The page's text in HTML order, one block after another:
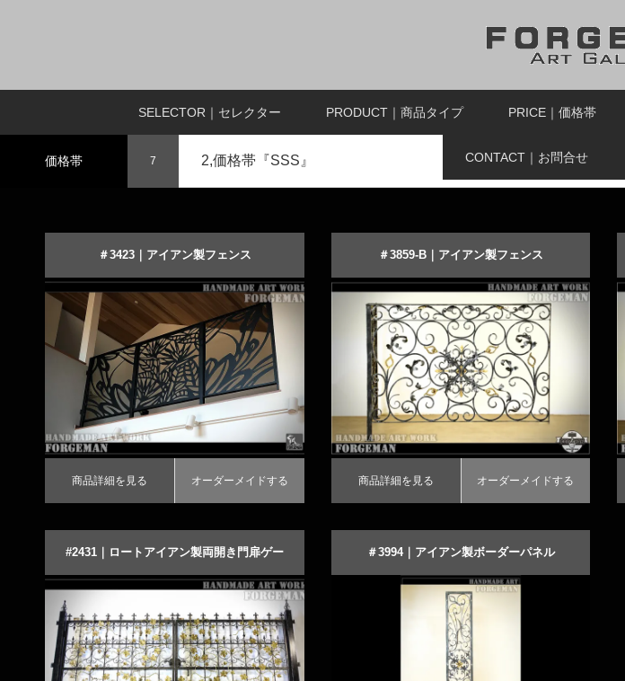
SELECTOR｜セレクター PRODUCT｜商品タイプ PRICE｜価格帯
CONTACT｜お問合せ
価格帯 7 2,価格帯『SSS』
＃3423｜アイアン製フェンス
花模様のおしゃれなロートアイアンフェン
ス
商品詳細を見るオーダーメイドする
商品詳細を見る オーダーメイドする
＃3859-B｜アイアン製フェンス
飾りが美しいロートアイアンフェンス
商品詳細を見るオーダーメイドする
商品詳細を見る オーダーメイドする
#2431｜ロートアイアン製両開き門扉ゲー
商品詳細を見るオーダーメイドする
＃3994｜アイアン製ボーダーパネル
オーダーメイドする